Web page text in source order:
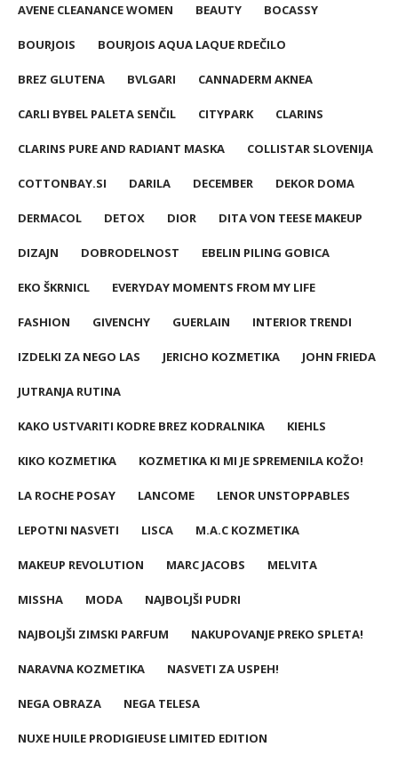
AVENE CLEANANCE WOMEN BEAUTY BOCASSY
BOURJOIS BOURJOIS AQUA LAQUE RDEČILO
BREZ GLUTENA BVLGARI CANNADERM AKNEA
CARLI BYBEL PALETA SENČIL CITYPARK CLARINS
CLARINS PURE AND RADIANT MASKA COLLISTAR SLOVENIJA
COTTONBAY.SI DARILA DECEMBER DEKOR DOMA
DERMACOL DETOX DIOR DITA VON TEESE MAKEUP
DIZAJN DOBRODELNOST EBELIN PILING GOBICA
EKO ŠKRNICL EVERYDAY MOMENTS FROM MY LIFE
FASHION GIVENCHY GUERLAIN INTERIOR TRENDI
IZDELKI ZA NEGO LAS JERICHO KOZMETIKA JOHN FRIEDA
JUTRANJA RUTINA
KAKO USTVARITI KODRE BREZ KODRALNIKA KIEHLS
KIKO KOZMETIKA KOZMETIKA KI MI JE SPREMENILA KOŽO!
LA ROCHE POSAY LANCOME LENOR UNSTOPPABLES
LEPOTNI NASVETI LISCA M.A.C KOZMETIKA
MAKEUP REVOLUTION MARC JACOBS MELVITA
MISSHA MODA NAJBOLJŠI PUDRI
NAJBOLJŠI ZIMSKI PARFUM NAKUPOVANJE PREKO SPLETA!
NARAVNA KOZMETIKA NASVETI ZA USPEH!
NEGA OBRAZA NEGA TELESA
NUXE HUILE PRODIGIEUSE LIMITED EDITION